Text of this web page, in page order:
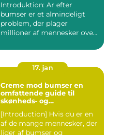
Introduktion: Ar efter
bumser er et almindeligt
problem, der plager
millioner af mennesker over
17. jan
Creme mod bumser en
omfattende guide til
skønheds- og
[Introduction] Hvis du er en
af de mange mennesker, der
lider af bumser og